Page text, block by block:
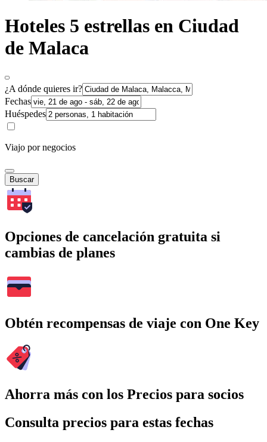
Hoteles 5 estrellas en Ciudad
de Malaca
¿A dónde quieres ir?
Fechas
Huéspedes
Viajo por negocios
Buscar
Opciones de cancelación gratuita si
cambias de planes
Obtén recompensas de viaje con One Key
Ahorra más con los Precios para socios
Consulta precios para estas fechas